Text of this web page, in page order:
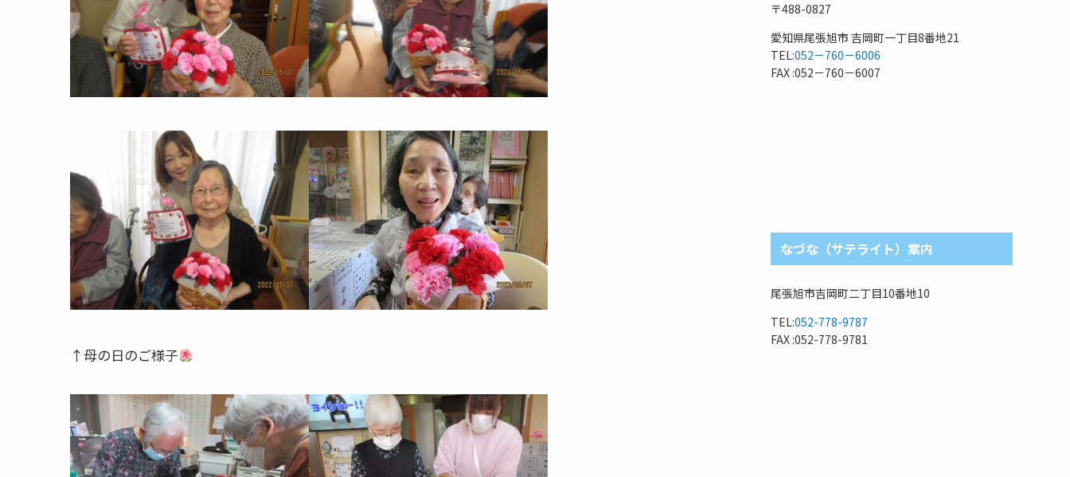
↑母の日のご様子
〒488-0827
愛知県尾張旭市 吉岡町一丁目8番地21
TEL:052－760－6006
FAX :052－760－6007
なづな（サテライト）案内
尾張旭市吉岡町二丁目10番地10
TEL:052-778-9787
FAX :052-778-9781